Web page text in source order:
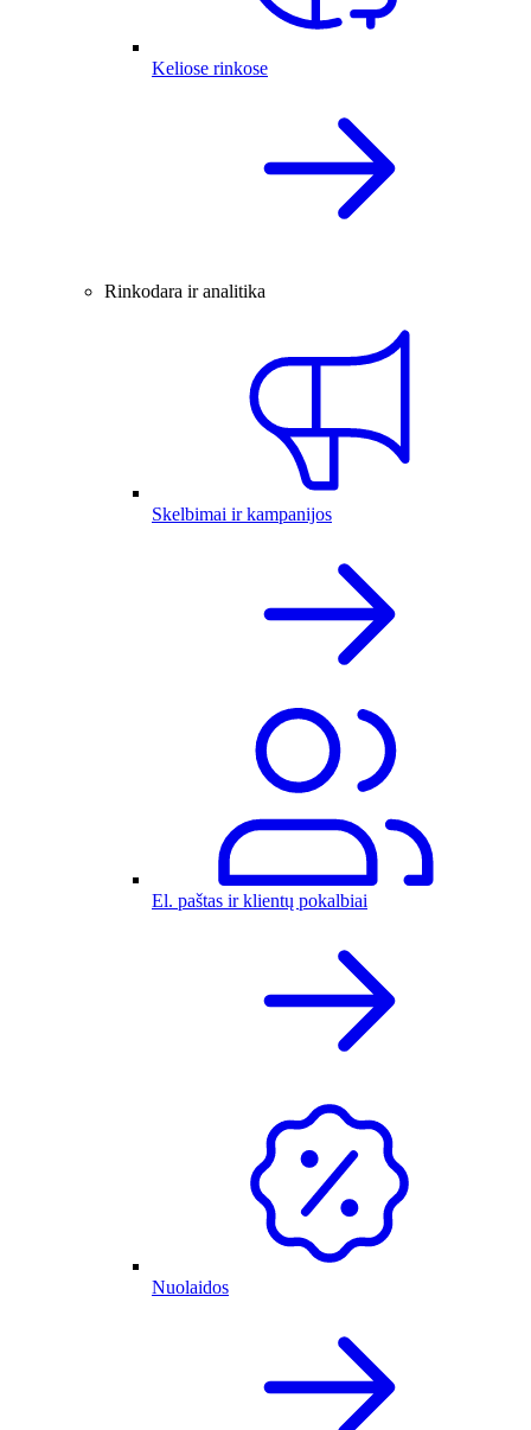
Keliose rinkose
Rinkodara ir analitika
Skelbimai ir kampanijos
El. paštas ir klientų pokalbiai
Nuolaidos